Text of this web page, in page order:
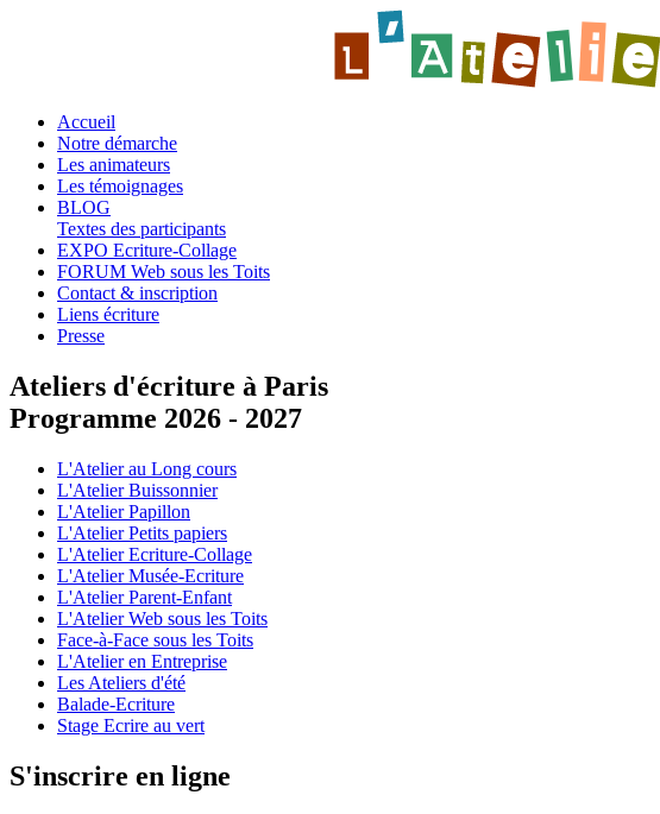
Accueil
Notre démarche
Les animateurs
Les témoignages
BLOG
Textes des participants
EXPO Ecriture-Collage
FORUM Web sous les Toits
Contact & inscription
Liens écriture
Presse
Ateliers d'écriture à Paris
Programme 2026 - 2027
L'Atelier au Long cours
L'Atelier Buissonnier
L'Atelier Papillon
L'Atelier Petits papiers
L'Atelier Ecriture-Collage
L'Atelier Musée-Ecriture
L'Atelier Parent-Enfant
L'Atelier Web sous les Toits
Face-à-Face sous les Toits
L'Atelier en Entreprise
Les Ateliers d'été
Balade-Ecriture
Stage Ecrire au vert
S'inscrire en ligne